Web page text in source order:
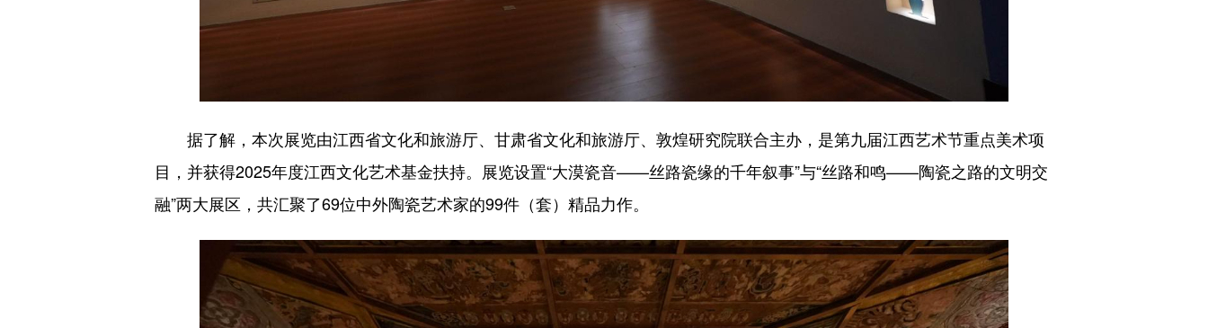
据了解，本次展览由江西省文化和旅游厅、甘肃省文化和旅游厅、敦煌研究院联合主办，是第九届江西艺术节重点美术项
目，并获得2025年度江西文化艺术基金扶持。展览设置“大漠瓷音——丝路瓷缘的千年叙事”与“丝路和鸣——陶瓷之路的文明交
融”两大展区，共汇聚了69位中外陶瓷艺术家的99件（套）精品力作。